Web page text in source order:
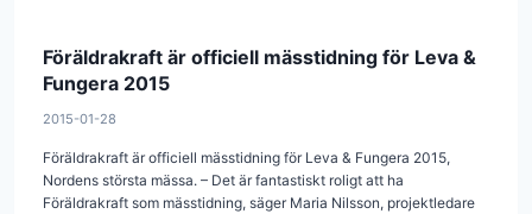
Föräldrakraft är officiell mässtidning för Leva &
Fungera 2015
2015-01-28
Föräldrakraft är officiell mässtidning för Leva & Fungera 2015,
Nordens största mässa. – Det är fantastiskt roligt att ha
Föräldrakraft som mässtidning, säger Maria Nilsson, projektledare